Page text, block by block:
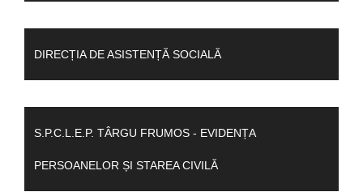
DIRECȚIA DE ASISTENȚĂ SOCIALĂ
S.P.C.L.E.P. TÂRGU FRUMOS - EVIDENȚA
PERSOANELOR ȘI STAREA CIVILĂ